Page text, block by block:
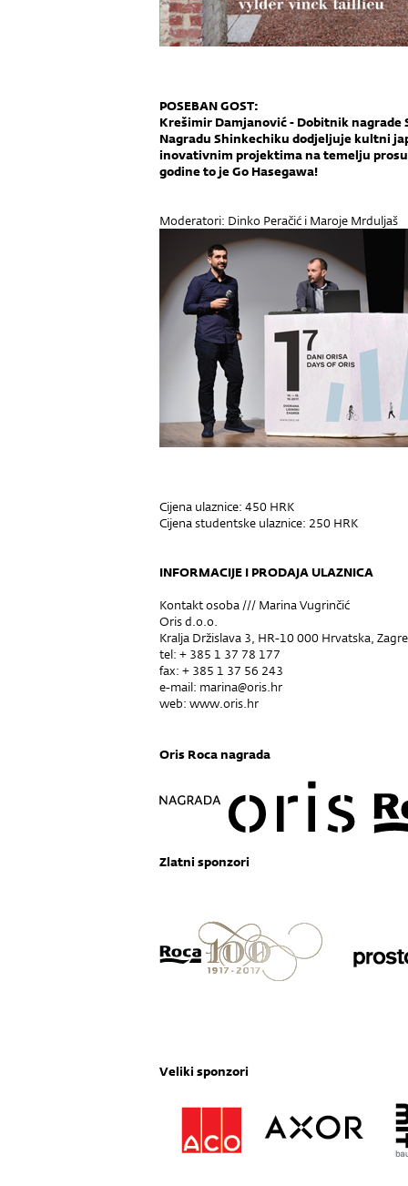
POSEBAN GOST:
Krešimir Damjanović - Dobitnik nagrade
Nagradu Shinkechiku dodjeljuje kultni
inovativnim projektima na temelju
godine to je Go Hasegawa!
Moderatori: Dinko Peračić i Maroje Mrduljaš
Cijena ulaznice: 450 HRK
Cijena studentske ulaznice: 250 HRK
INFORMACIJE I PRODAJA ULAZNICA
Kontakt osoba /// Marina Vugrinčić
Oris d.o.o.
Kralja Držislava 3, HR-10 000 Hrvatska,
tel: + 385 1 37 78 177
fax: + 385 1 37 56 243
e-mail: marina@oris.hr
web: www.oris.hr
Oris Roca nagrada
Zlatni sponzori
Veliki sponzori